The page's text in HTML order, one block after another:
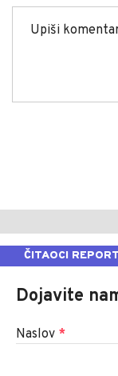
ČITAOCI
Dojavite
Naslov *